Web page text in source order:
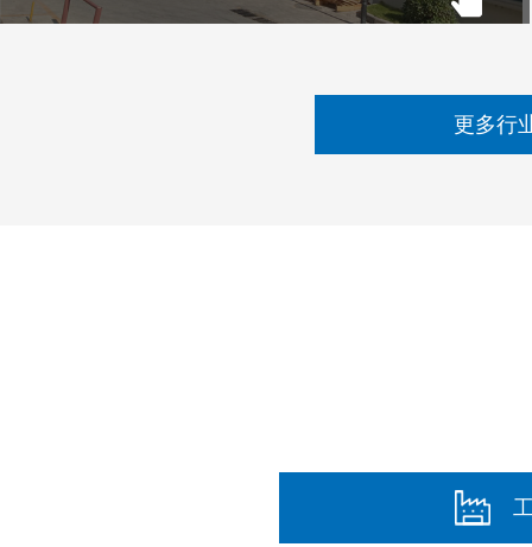
更多行